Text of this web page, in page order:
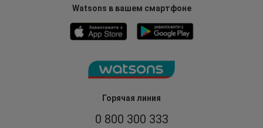
Горячая линия
0 800 300 333
Watsons в вашем смартфоне